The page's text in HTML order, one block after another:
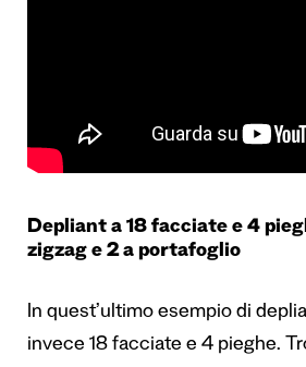
Depliant a 18 facciate e 4
zigzag e 2 a portafoglio
In quest’ultimo esempio di
invece 18 facciate e 4 pieghe.